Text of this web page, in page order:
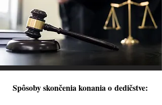
Spôsoby skončenia konania o dedičstve: